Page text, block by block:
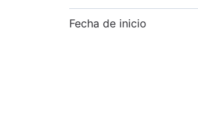
Fecha de inicio